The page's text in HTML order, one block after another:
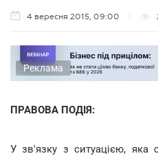
4 вересня 2015, 09:00
Реклама
ПРАВОВА ПОДІЯ:
У зв'язку з ситуацією, яка